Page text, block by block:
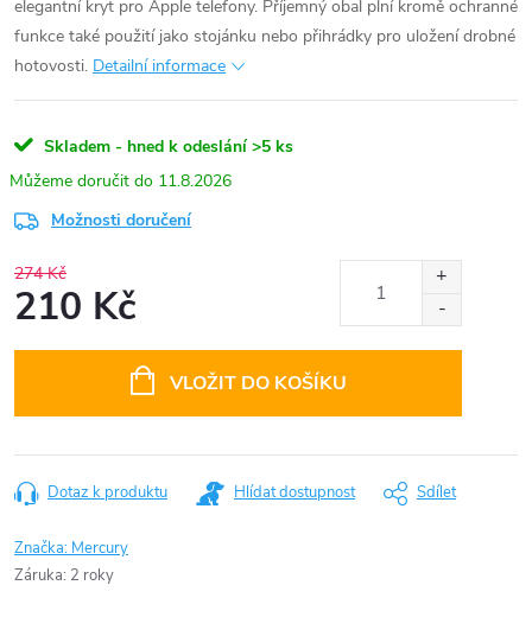
elegantní kryt pro Apple telefony. Příjemný obal plní kromě ochranné
funkce také použití jako stojánku nebo přihrádky pro uložení drobné
hotovosti. Detailní informace
Skladem - hned k odeslání >5 ks
11.8.2026
Možnosti doručení
274 Kč
210 Kč
VLOŽIT DO KOŠÍKU
Dotaz k produktu Hlídat dostupnost Sdílet
Značka: Mercury
Záruka: 2 roky